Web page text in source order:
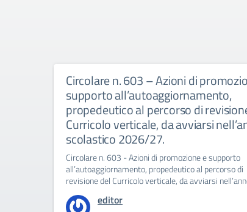
Circolare n. 603 – Azioni di
supporto all’autoaggiornamento,
propedeutico al percorso di
Curricolo verticale, da avviarsi
scolastico 2026/27.
Circolare n. 603 - Azioni di promozione e supporto
all’autoaggiornamento, propedeutico al percorso di
revisione del Curricolo verticale, da avviarsi
editor